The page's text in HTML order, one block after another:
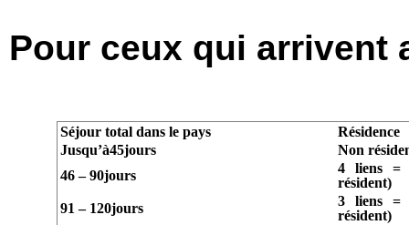
Pour ceux qui arrivent
Séjour total dans le pays
Résidence
Jusqu’à45jours
Non
46 – 90jours
4 liens =
résident)
91 – 120jours
3 liens =
résident)